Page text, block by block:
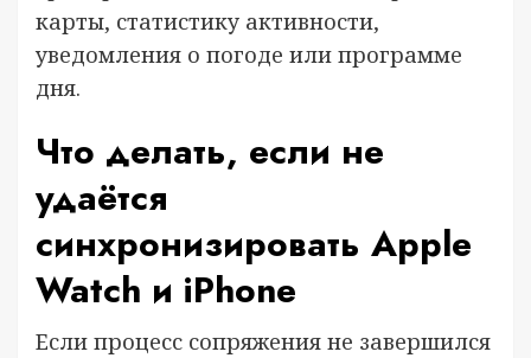
карты, статистику активности,
уведомления о погоде или программе
дня.
Что делать, если не
удаётся
синхронизировать Apple
Watch и iPhone
Если процесс сопряжения не завершился